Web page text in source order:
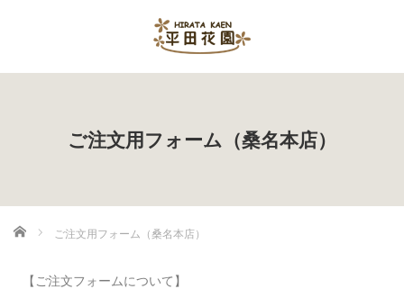
ご注文用フォーム（桑名本店）
ホーム ご注文用フォーム（桑名本店）
【ご注文フォームについて】